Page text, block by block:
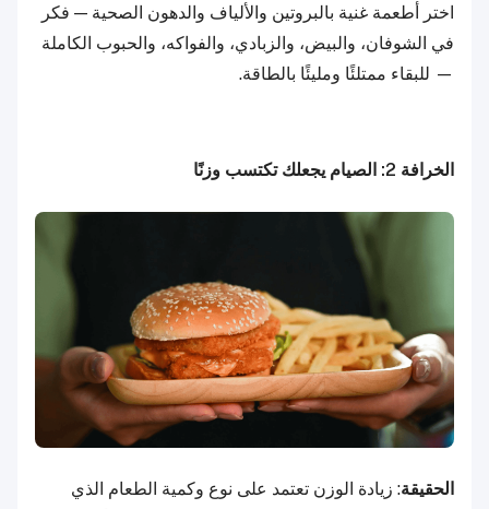
اختر أطعمة غنية بالبروتين والألياف والدهون الصحية — فكر
في الشوفان، والبيض، والزبادي، والفواكه، والحبوب الكاملة
— للبقاء ممتلئًا ومليئًا بالطاقة.
الخرافة 2: الصيام يجعلك تكتسب وزنًا
الحقيقة: زيادة الوزن تعتمد على نوع وكمية الطعام الذي